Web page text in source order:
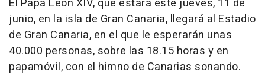
El Papa León XIV, que estará este jueves, 11 de
junio, en la isla de Gran Canaria, llegará al Estadio
de Gran Canaria, en el que le esperarán unas
40.000 personas, sobre las 18.15 horas y en
papamóvil, con el himno de Canarias sonando.